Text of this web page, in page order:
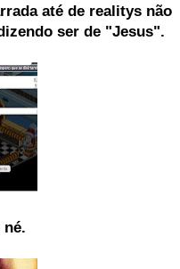
até de realitys não
ser de "Jesus".